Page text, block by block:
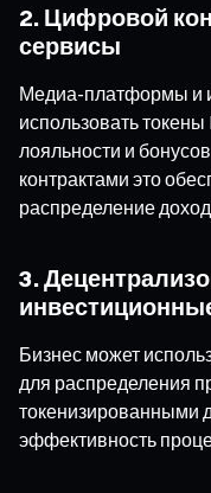
2. Цифровой
сервисы
Медиа-платформы и
использовать
лояльности и
контрактами это
распределение
3.
Бизнес может
для распределения
токенизированными
эффективность